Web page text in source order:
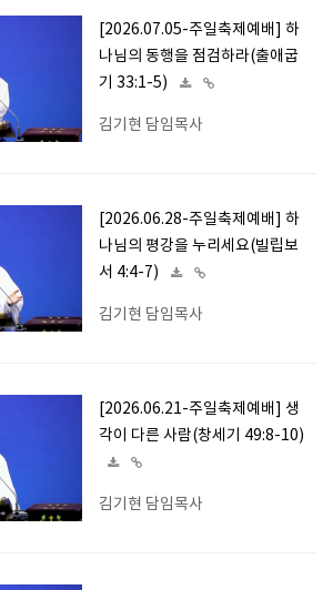
[2026.07.05-주일축제예배] 하
나님의 동행을 점검하라(출애굽
기 33:1-5)
김기현 담임목사
[2026.06.28-주일축제예배] 하
나님의 평강을 누리세요(빌립보
서 4:4-7)
김기현 담임목사
[2026.06.21-주일축제예배] 생
각이 다른 사람(창세기 49:8-10)
김기현 담임목사